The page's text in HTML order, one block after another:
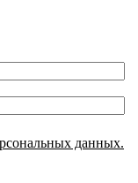
данных.